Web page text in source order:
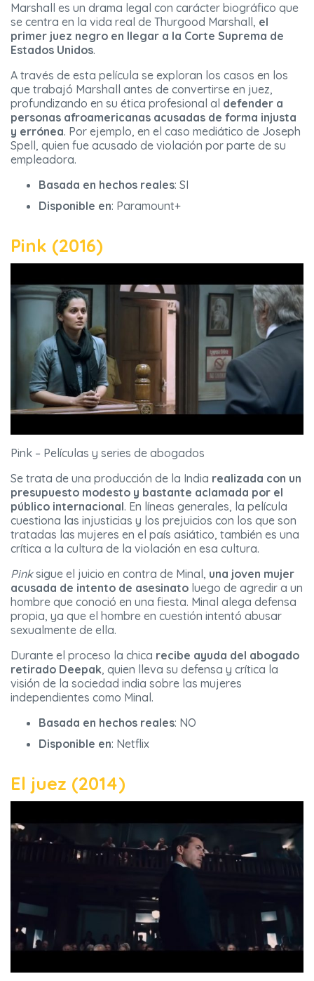
Marshall es un drama legal con carácter biográfico que
se centra en la vida real de Thurgood Marshall, el
primer juez negro en llegar a la Corte Suprema de
Estados Unidos.
A través de esta película se exploran los casos en los
que trabajó Marshall antes de convertirse en juez,
profundizando en su ética profesional al defender a
personas afroamericanas acusadas de forma injusta
y errónea. Por ejemplo, en el caso mediático de Joseph
Spell, quien fue acusado de violación por parte de su
empleadora.
Basada en hechos reales: SI
Disponible en: Paramount+
Pink (2016)
Pink – Películas y series de abogados
Se trata de una producción de la India realizada con un
presupuesto modesto y bastante aclamada por el
público internacional. En líneas generales, la película
cuestiona las injusticias y los prejuicios con los que son
tratadas las mujeres en el país asiático, también es una
crítica a la cultura de la violación en esa cultura.
Pinksigue el juicio en contra de Minal, una joven mujer
acusada de intento de asesinato luego de agredir a un
hombre que conoció en una fiesta. Minal alega defensa
propia, ya que el hombre en cuestión intentó abusar
sexualmente de ella.
Durante el proceso la chica recibe ayuda del abogado
retirado Deepak, quien lleva su defensa y crítica la
visión de la sociedad india sobre las mujeres
independientes como Minal.
Basada en hechos reales: NO
Disponible en: Netflix
El juez (2014)